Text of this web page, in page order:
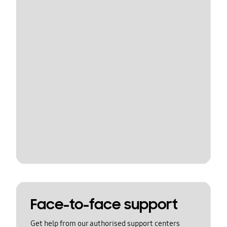
Face-to-face support
Get help from our authorised support centers